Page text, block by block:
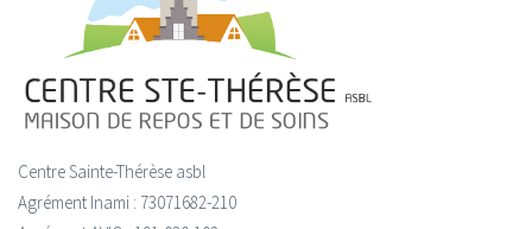
Centre Sainte-Thérèse asbl
Agrément Inami : 73071682-210